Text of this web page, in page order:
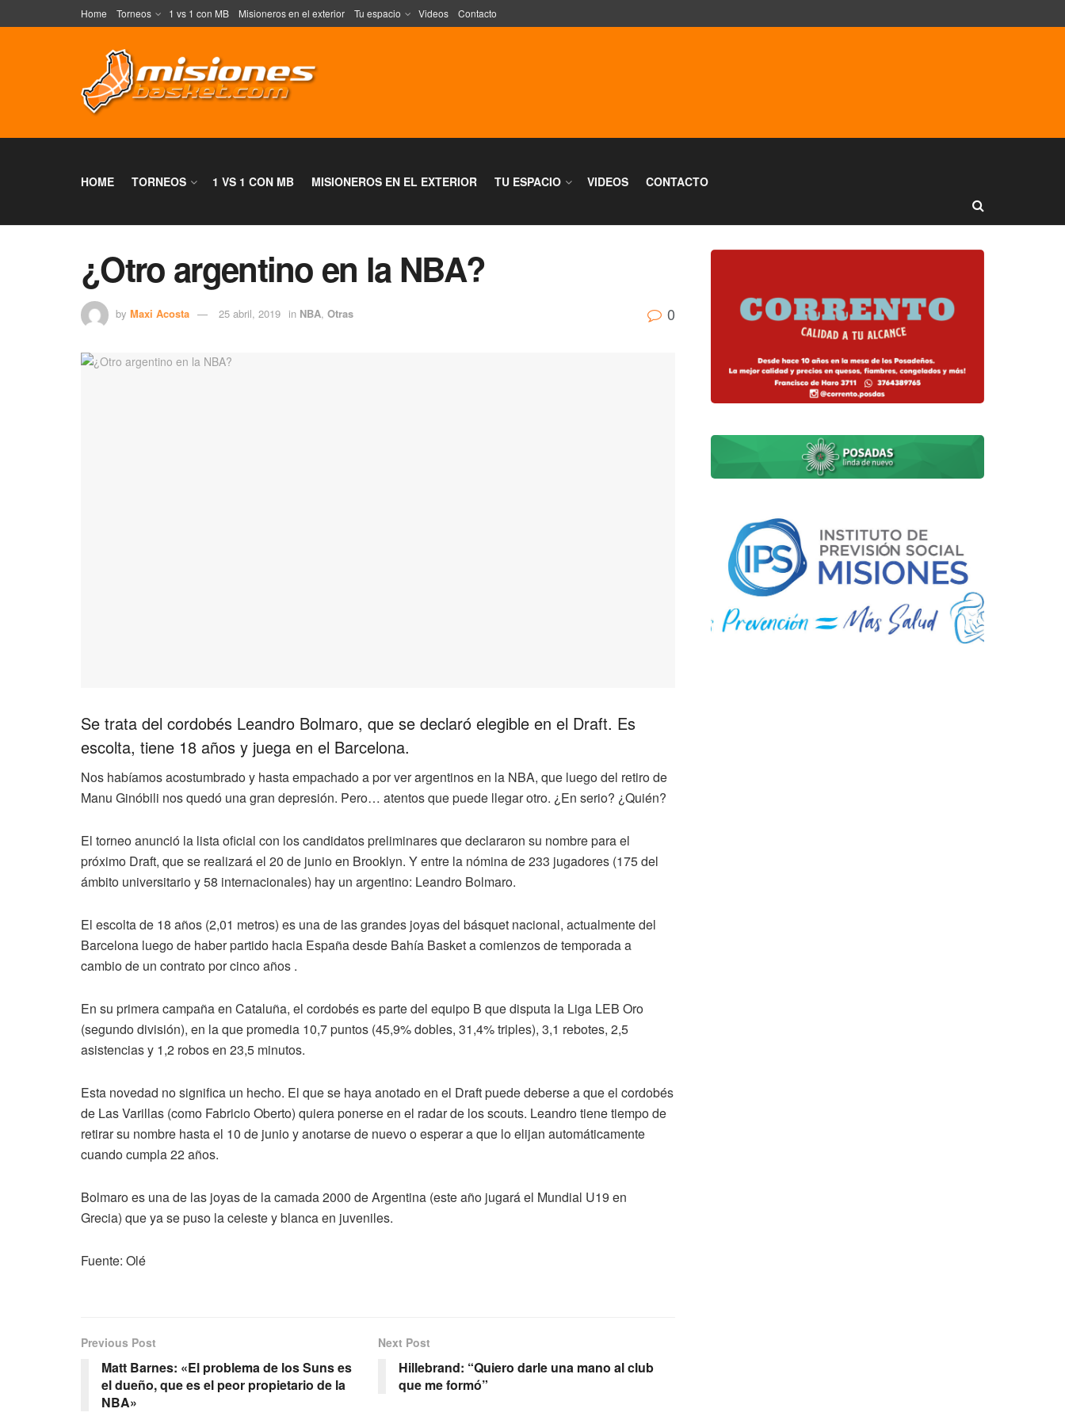
Home Torneos 1 vs 1 con MB Misioneros en el exterior Tu espacio Videos Contacto
HOME TORNEOS 1 VS 1 CON MB MISIONEROS EN EL EXTERIOR TU ESPACIO VIDEOS CONTACTO
¿Otro argentino en la NBA?
by Maxi Acosta 25 abril, 2019 in NBA, Otras 0
Se trata del cordobés Leandro Bolmaro, que se declaró elegible en el Draft. Es
escolta, tiene 18 años y juega en el Barcelona.
Nos habíamos acostumbrado y hasta empachado a por ver argentinos en la NBA, que luego del retiro de
Manu Ginóbili nos quedó una gran depresión. Pero… atentos que puede llegar otro. ¿En serio? ¿Quién?
El torneo anunció la lista oficial con los candidatos preliminares que declararon su nombre para el
próximo Draft, que se realizará el 20 de junio en Brooklyn. Y entre la nómina de 233 jugadores (175 del
ámbito universitario y 58 internacionales) hay un argentino: Leandro Bolmaro.
El escolta de 18 años (2,01 metros) es una de las grandes joyas del básquet nacional, actualmente del
Barcelona luego de haber partido hacia España desde Bahía Basket a comienzos de temporada a
cambio de un contrato por cinco años .
En su primera campaña en Cataluña, el cordobés es parte del equipo B que disputa la Liga LEB Oro
(segundo división), en la que promedia 10,7 puntos (45,9% dobles, 31,4% triples), 3,1 rebotes, 2,5
asistencias y 1,2 robos en 23,5 minutos.
Esta novedad no significa un hecho. El que se haya anotado en el Draft puede deberse a que el cordobés
de Las Varillas (como Fabricio Oberto) quiera ponerse en el radar de los scouts. Leandro tiene tiempo de
retirar su nombre hasta el 10 de junio y anotarse de nuevo o esperar a que lo elijan automáticamente
cuando cumpla 22 años.
Bolmaro es una de las joyas de la camada 2000 de Argentina (este año jugará el Mundial U19 en
Grecia) que ya se puso la celeste y blanca en juveniles.
Fuente: Olé
Previous Post
Matt Barnes: «El problema de los Suns es
el dueño, que es el peor propietario de la
NBA»
Next Post
Hillebrand: “Quiero darle una mano al club
que me formó”